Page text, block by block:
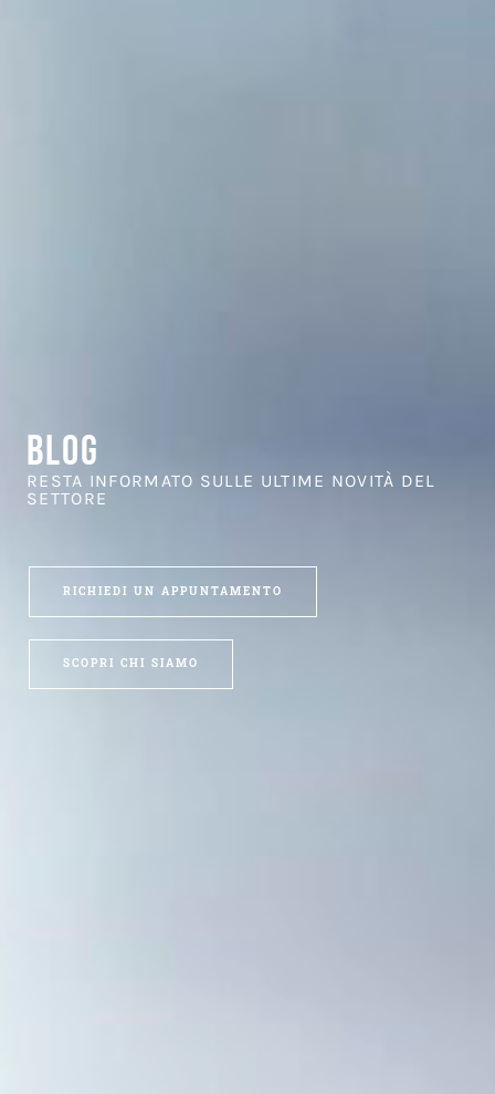
BLOG
RESTA INFORMATO SULLE ULTIME NOVITÀ DEL
SETTORE
RICHIEDI UN APPUNTAMENTO
SCOPRI CHI SIAMO